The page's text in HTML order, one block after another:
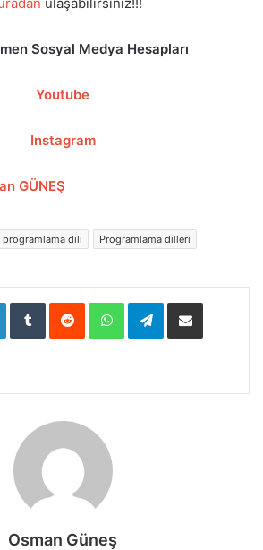
Sosyal Medya Hesapları
Youtube
Instagram
GÜNEŞ
programlama dili
Programlama dilleri
LinkedInTumblrReddit WhatsAppTelegramE-Posta ile paylaş
Osman Güneş